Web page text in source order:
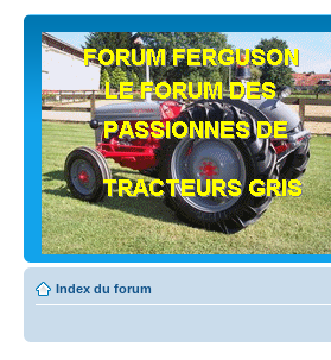
Index du forum